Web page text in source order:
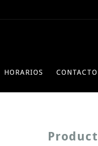
HORARIOS CONTACTO